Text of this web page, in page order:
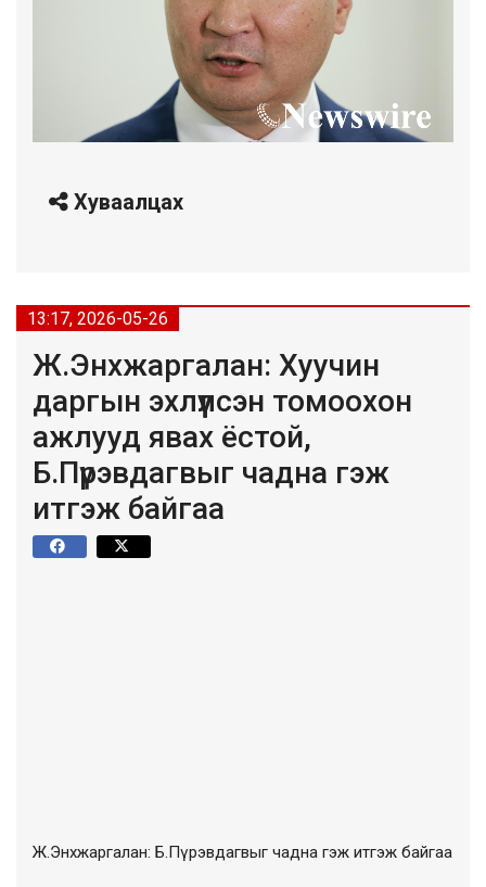
Хуваалцах
13:17, 2026-05-26
Ж.Энхжаргалан: Хуучин
даргын эхлүүлсэн томоохон
ажлууд явах ёстой,
Б.Пүрэвдагвыг чадна гэж
итгэж байгаа
Ж.Энхжаргалан: Б.Пүрэвдагвыг чадна гэж итгэж байгаа